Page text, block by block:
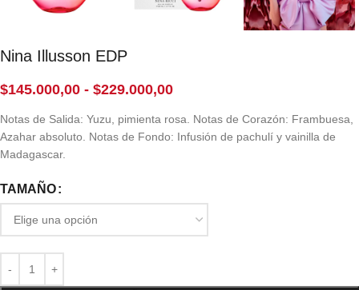
Nina Illusson EDP
$145.000,00 - $229.000,00
Notas de Salida: Yuzu, pimienta rosa. Notas de Corazón: Frambuesa,
Azahar absoluto. Notas de Fondo: Infusión de pachulí y vainilla de
Madagascar.
TAMAÑO